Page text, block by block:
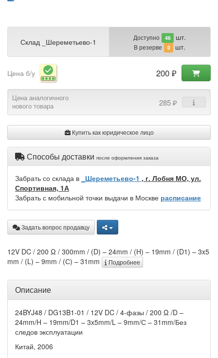
Склад _Шереметьево-1 Доступно 46 шт.
В резерве 0 шт.
Цена б/у 200 ₽
Цена аналогичного
нового товара
285 ₽
Купить как юридическое лицо
Способы доставки после оформления заказа
Забрать со склада в _Шереметьево-1 , г. Лобня МО, ул.
Спортивная, 1А
Забрать с мобильной точки выдачи в Москве расписание
Задать вопрос продавцу
12V DC / 200 Ω / 300mm / (D) – 24mm / (H) – 19mm / (D1) – 3x5
mm / (L) – 9mm / (С) – 31mm
Подробнее
Описание
24BYJ48 / DG13B1-01 / 12V DC / 4-фазы / 200 Ω /D –
24mm/H – 19mm/D1 – 3x5mm/L – 9mm/С – 31mm/Без
следов эксплуатации
Китай, 2006